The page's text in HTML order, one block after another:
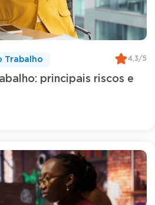
principais riscos e
Trabalho 4,3/5